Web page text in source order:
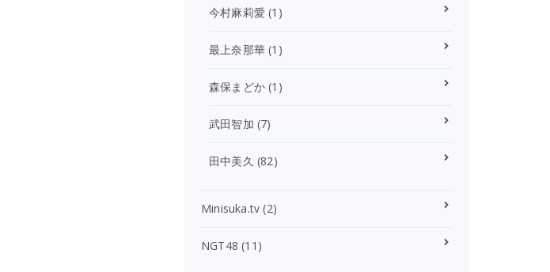
今村麻莉愛 (1)
最上奈那華 (1)
森保まどか (1)
武田智加 (7)
田中美久 (82)
Minisuka.tv (2)
NGT48 (11)